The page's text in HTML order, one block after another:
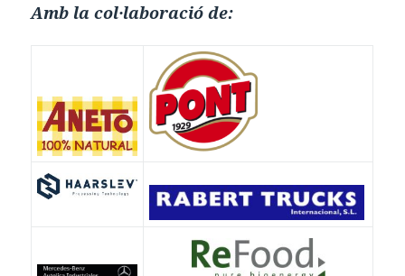
Amb la col·laboració de: